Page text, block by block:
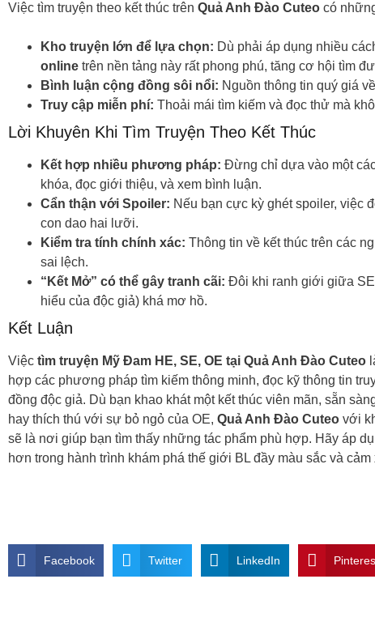
Việc tìm truyện theo kết thúc trên Quả Anh Đào Cuteo có
Kho truyện lớn để lựa chọn: Dù phải áp dụng nhiều
online trên nền tảng này rất phong phú, tăng cơ hội tìm
Bình luận cộng đồng sôi nổi: Nguồn thông tin quý giá
Truy cập miễn phí: Thoải mái tìm kiếm và đọc thử mà
Lời Khuyên Khi Tìm Truyện Theo Kết Thúc
Kết hợp nhiều phương pháp: Đừng chỉ dựa vào một
khóa, đọc giới thiệu, và xem bình luận.
Cẩn thận với Spoiler: Nếu bạn cực kỳ ghét spoiler, việc
con dao hai lưỡi.
Kiểm tra tính chính xác: Thông tin về kết thúc trên các
sai lệch.
“Kết Mở” có thể gây tranh cãi: Đôi khi ranh giới giữa SE
hiểu của độc giả) khá mơ hồ.
Kết Luận
Việc tìm truyện Mỹ Đam HE, SE, OE tại Quả Anh Đào Cuteo
hợp các phương pháp tìm kiếm thông minh, đọc kỹ thông tin
đồng độc giả. Dù bạn khao khát một kết thúc viên mãn, sẵn
hay thích thú với sự bỏ ngỏ của OE, Quả Anh Đào Cuteo với
sẽ là nơi giúp bạn tìm thấy những tác phẩm phù hợp. Hãy áp
hơn trong hành trình khám phá thế giới BL đầy màu sắc và cảm
Facebook Twitter LinkedIn